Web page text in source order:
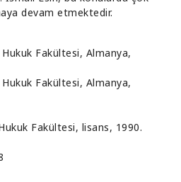
devam etmektedir.
Fakültesi, Almanya,
Fakültesi, Almanya,
Fakültesi, lisans, 1990.